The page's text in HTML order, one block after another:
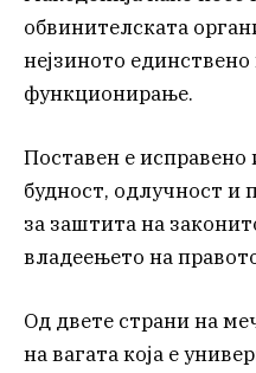
обвинителската
нејзиното
функционирање.
Поставен е исправено
будност, одлучност и
за заштита на
владеењето на
Од двете страни на
на вагата која е